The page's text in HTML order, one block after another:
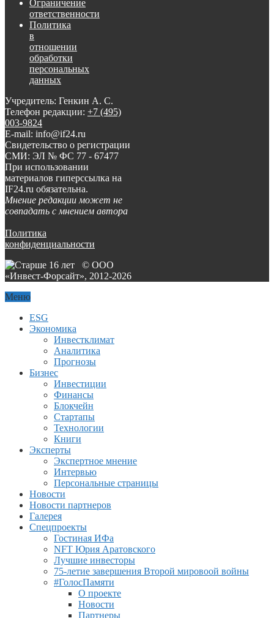
Ограничение
ответственности
Политика
в
отношении
обработки
персональных
данных
Учредитель: Генкин А. С.
Телефон редакции: +7 (495)
003-9824
E-mail: info@if24.ru
Свидетельство о регистрации
СМИ: ЭЛ № ФС 77 - 67477
При использовании
материалов гиперссылка на
IF24.ru обязательна.
Мнение редакции может не
совпадать с мнением автора
Политика
конфиденциальности
© ООО
«Инвест-Форсайт», 2012-2026
Меню
ESG
Экономика
Инвестклимат
Аналитика
Прогнозы
Бизнес
Инвестиции
Финансы
Блокчейн
Стартапы
Технологии
Книги
Эксперты
Экспертное мнение
Интервью
Персональные страницы
Новости
Новости партнеров
Галерея
Спецпроекты
Гостиная ИФа
NFT Юрия Аратовского
Лучшие инвесторы
75-летие завершения Второй мировоой войны
#ГолосПамяти
О проекте
Новости
Партнеры